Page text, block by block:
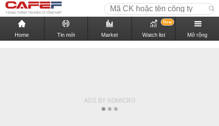
Home Tin mới Market Watch list
New
Mở rộng